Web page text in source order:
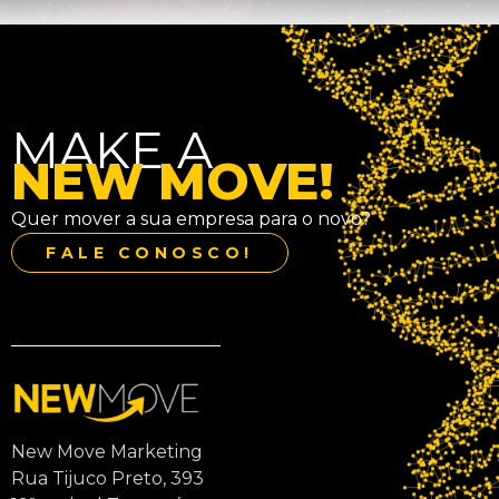
MAKE A
NEW MOVE!
Quer mover a sua empresa para o novo?
FALE CONOSCO!
New Move Marketing
Rua Tijuco Preto, 393